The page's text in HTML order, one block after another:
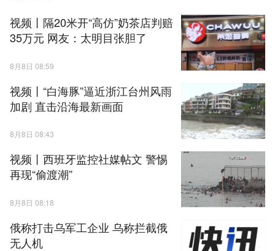
视频丨隔20米开“高仿”奶茶店判赔
35万元 网友：太明目张胆了
8月8日 08:59
视频丨“白海豚”逼近浙江台州风雨
加剧 直击沿海最新画面
8月8日 08:43
视频丨西班牙监控社媒帖文 警惕
再现“偷渡潮”
8月8日 08:18
俄称打击乌军工企业 乌称拦截俄
无人机